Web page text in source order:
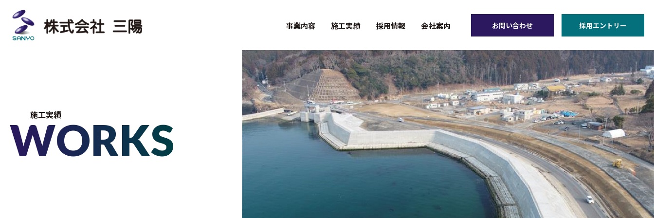
事業内容 施工実績 採用情報
− 先輩社員の声を知る
− 募集要項
会社案内
− 代表挨拶
− 会社概要
− アクセスマップ
お問い合わせ 採用エントリー
施工実績
WORKS